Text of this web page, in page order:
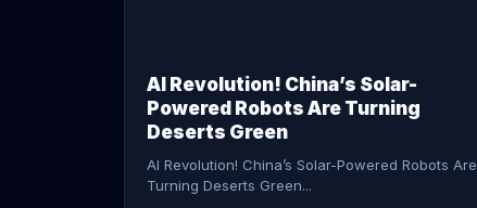
AI Revolution! China’s Solar-
Powered Robots Are Turning
Deserts Green
AI Revolution! China’s Solar-Powered Robots Are
Turning Deserts Green...